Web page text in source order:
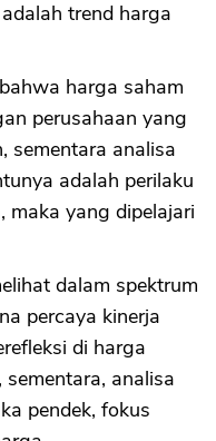
trend harga
harga saham
perusahaan yang
sementara analisa
adalah perilaku
maka yang dipelajari
dalam spektrum
percaya kinerja
di harga
analisa
pendek, fokus